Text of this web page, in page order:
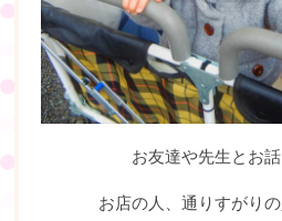
お友達や先生とお話
お店の人、通りすがり